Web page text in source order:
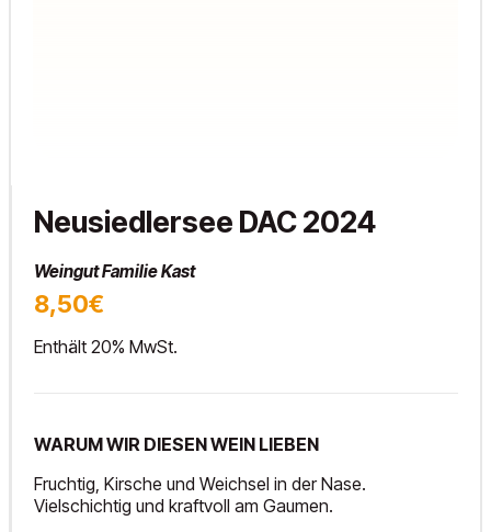
Neusiedlersee DAC 2024
Weingut Familie Kast
8,50€
Enthält 20% MwSt.
WARUM WIR DIESEN WEIN LIEBEN
Fruchtig, Kirsche und Weichsel in der Nase.
Vielschichtig und kraftvoll am Gaumen.